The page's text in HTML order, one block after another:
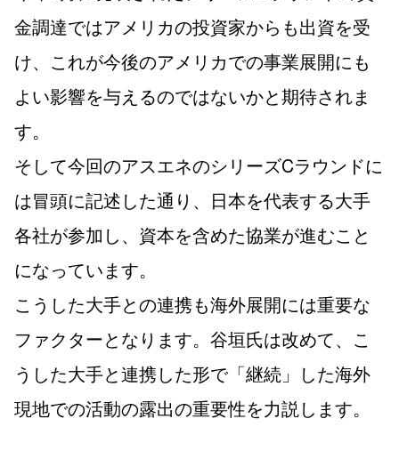
金調達ではアメリカの投資家からも出資を受
け、これが今後のアメリカでの事業展開にも
よい影響を与えるのではないかと期待されま
す。
そして今回のアスエネのシリーズCラウンドに
は冒頭に記述した通り、日本を代表する大手
各社が参加し、資本を含めた協業が進むこと
になっています。
こうした大手との連携も海外展開には重要な
ファクターとなります。谷垣氏は改めて、こ
うした大手と連携した形で「継続」した海外
現地での活動の露出の重要性を力説します。